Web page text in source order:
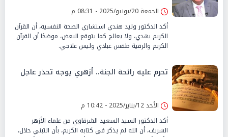
الجمعة 20/يونيو/2025 - 08:31 م
أكد الدكتور وليد هندي استشاري الصحة النفسية، أن القرآن
الكريم يهدي، ولا يعالج كما يتوقع البعض، موضحًا أن القرآن
الكريم والرقية طقس عبادي وليس علاجي.
تحرم عليه رائحة الجنة.. أزهري يوجه تحذر عاجل
الأحد 12/يناير/2025 - 10:42 م
أكد الدكتور السيد السعيد الشرقاوي من علماء الأزهر
الشريف، أن الله لم يذكر في كتابه الكريم، بأن التبني حلال،